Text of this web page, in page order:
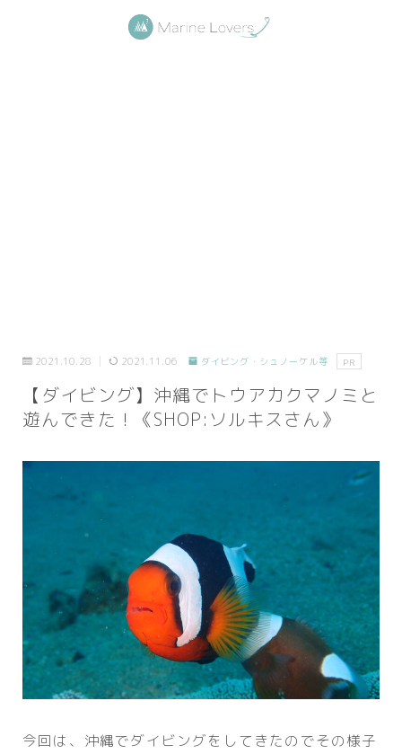
2021.10.28 2021.11.06 ダイビング・シュノーケル等 PR
【ダイビング】沖縄でトウアカクマノミと
遊んできた！《SHOP:ソルキスさん》
今回は、沖縄でダイビングをしてきたのでその様子